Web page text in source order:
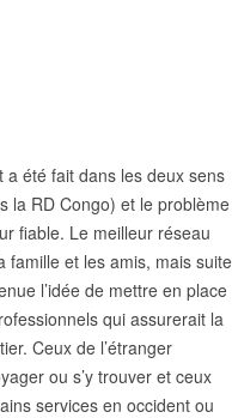
été fait dans les deux sens
la RD Congo) et le problème
fiable. Le meilleur réseau
famille et les amis, mais suite
l’idée de mettre en place
qui assurerait la
Ceux de l’étranger
ou s’y trouver et ceux
services en occident ou